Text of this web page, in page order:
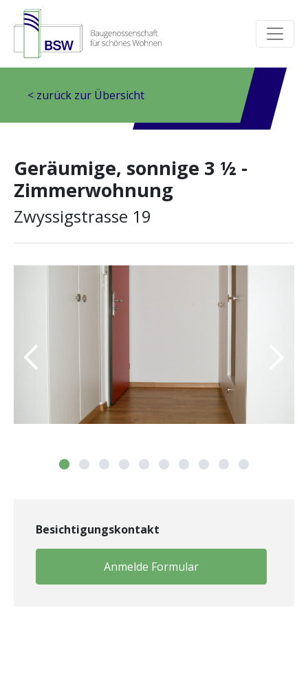
< zurück zur Übersicht
Geräumige, sonnige 3 ½ -
Zimmerwohnung
Zwyssigstrasse 19
Besichtigungskontakt
Anmelde Formular